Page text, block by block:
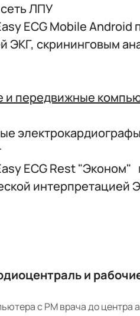
ЛПУ
ECG Mobile Android
ЭКГ, скрининговым
и передвижные
ECG Rest "Эконом"
интерпретацией
и
с РМ врача до центра